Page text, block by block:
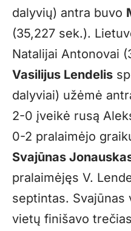
dalyvių) antra buvo
(35,227 sek.).
Natalijai Antonovai
Vasilijus Lendelis
dalyviai) užėmė
2-0 įveikė rusą
0-2 pralaimėjo
Svajūnas
pralaimėjęs V.
septintas. Svajūnas
vietų finišavo